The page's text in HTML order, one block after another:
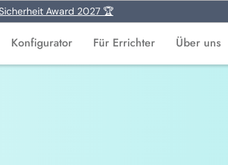
Award 2027 🏆
Konfigurator Für Errichter Über uns